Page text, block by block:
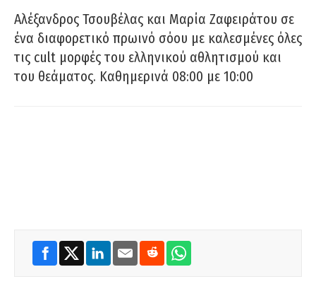
Αλέξανδρος Τσουβέλας και Μαρία Ζαφειράτου σε
ένα διαφορετικό πρωινό σόου με καλεσμένες όλες
τις cult μορφές του ελληνικού αθλητισμού και
του θεάματος. Καθημερινά 08:00 με 10:00